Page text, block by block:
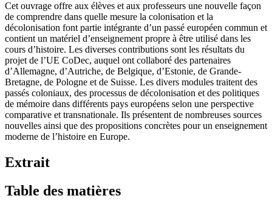
Cet ouvrage offre aux élèves et aux professeurs une nouvelle façon
de comprendre dans quelle mesure la colonisation et la
décolonisation font partie intégrante d’un passé européen commun et
contient un matériel d’enseignement propre à être utilisé dans les
cours d’histoire. Les diverses contributions sont les résultats du
projet de l’UE CoDec, auquel ont collaboré des partenaires
d’Allemagne, d’Autriche, de Belgique, d’Estonie, de Grande-
Bretagne, de Pologne et de Suisse. Les divers modules traitent des
passés coloniaux, des processus de décolonisation et des politiques
de mémoire dans différents pays européens selon une perspective
comparative et transnationale. Ils présentent de nombreuses sources
nouvelles ainsi que des propositions concrètes pour un enseignement
moderne de l’histoire en Europe.
Extrait
Table des matières